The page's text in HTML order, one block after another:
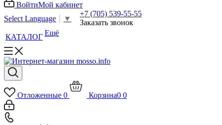
ВойтиМой кабинет
Select Language
▼
+7 (705) 539-55-55
Заказать звонок
КАТАЛОГ Ещё
Отложенные 0 Корзина0 0